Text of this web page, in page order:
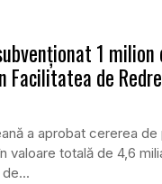
1 milion
Facilitatea de
a aprobat cererea de
valoare totală de 4,6